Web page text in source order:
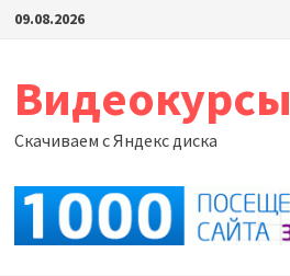
Перейти
09.08.2026
Видеокурсы
Скачиваем с Яндекс диска